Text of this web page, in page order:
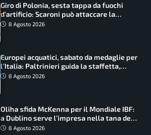
Giro di Polonia, sesta tappa da fuochi
d’artificio: Scaroni può attaccare la
maglia di Lemmen
8 Agosto 2026
Europei acquatici, sabato da medaglie per
l’Italia: Paltrinieri guida la staffetta,
Barnabà sogna l’oro dalle grandi altezze
8 Agosto 2026
Oliha sfida McKenna per il Mondiale IBF:
a Dublino serve l’impresa nella tana del
lupo8 Agosto 2026